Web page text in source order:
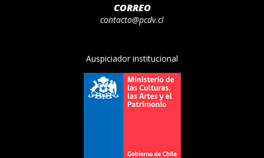
CORREO
contacto@pcdv.cl
Auspiciador institucional